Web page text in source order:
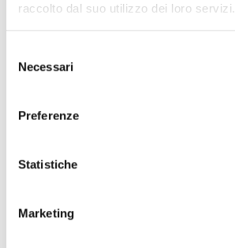
raccolto dal suo utilizzo dei loro servizi.
delNecessari
Preferenze
Statistiche
Marketing